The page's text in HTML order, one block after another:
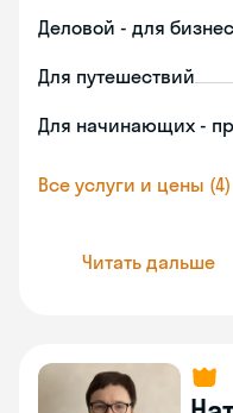
Деловой - для
Для путешествий
Для начинающих -
Все услуги и цены (4)
Читать дальше